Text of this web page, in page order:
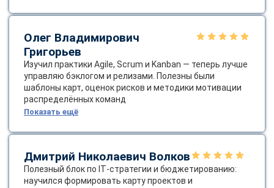
Олег Владимирович
Григорьев
Изучил практики Agile, Scrum и Kanban — теперь лучше
управляю бэклогом и релизами. Полезны были
шаблоны карт, оценок рисков и методики мотивации
распределённых команд
Показать ещё
Дмитрий Николаевич Волков
Полезный блок по IT‑стратегии и бюджетированию:
научился формировать карту проектов и